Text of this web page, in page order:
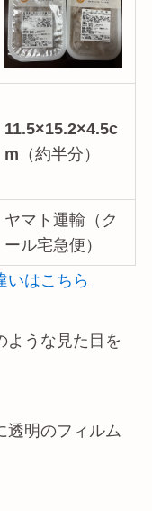
11.5×15.2×4.5c
m （約半分）
ヤマト運輸（ク
ール宅急便）
いはこちら
ような見た目を
透明のフィルム